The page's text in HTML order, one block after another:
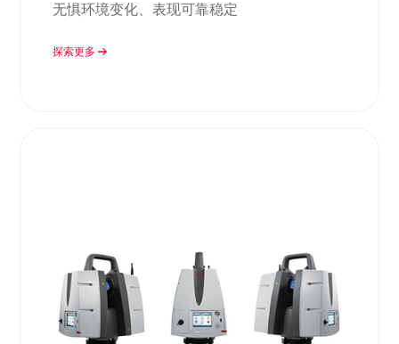
无惧环境变化、表现可靠稳定
探索更多